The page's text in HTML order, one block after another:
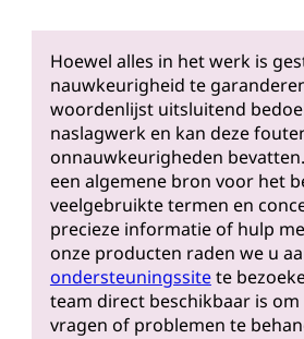
Hoewel alles in het werk is
nauwkeurigheid te
woordenlijst uitsluitend
naslagwerk en kan deze
onnauwkeurigheden
een algemene bron voor het
veelgebruikte termen en
precieze informatie of hulp
onze producten raden we u
ondersteuningssitete
team direct beschikbaar is
vragen of problemen te